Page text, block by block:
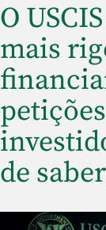
O
mais
de saber